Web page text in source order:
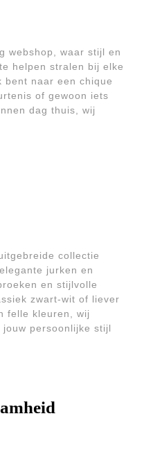
webshop, waar stijl en
helpen stralen bij elke
bent naar een chique
of gewoon iets
dag thuis, wij
collectie
jurken en
en stijlvolle
zwart-wit of liever
felle kleuren, wij
persoonlijke stijl